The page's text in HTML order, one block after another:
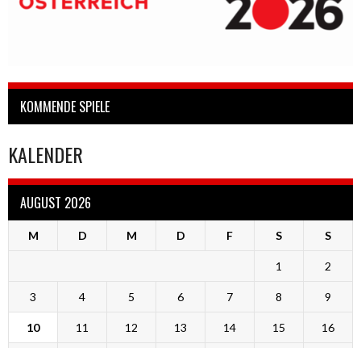
KOMMENDE SPIELE
KALENDER
AUGUST 2026
M D M D F S S
1 2
3 4 5 6 7 8 9
10 11 12 13 14 15 16